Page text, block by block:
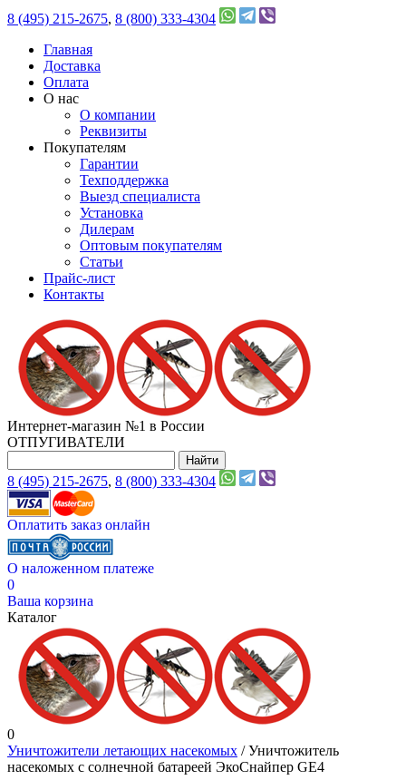
8 (495) 215-2675, 8 (800) 333-4304
Главная
Доставка
Оплата
О нас
О компании
Реквизиты
Покупателям
Гарантии
Техподдержка
Выезд специалиста
Установка
Дилерам
Оптовым покупателям
Статьи
Прайс-лист
Контакты
Интернет-магазин №1 в России
ОТПУГИВАТЕЛИ
8 (495) 215-2675, 8 (800) 333-4304
Оплатить заказ онлайн
О наложенном платеже
0
Ваша корзина
Каталог
0
Уничтожители летающих насекомых / Уничтожитель
насекомых с солнечной батареей ЭкоСнайпер GE4